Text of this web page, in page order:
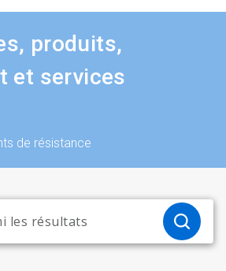
produits,
et services
de résistance